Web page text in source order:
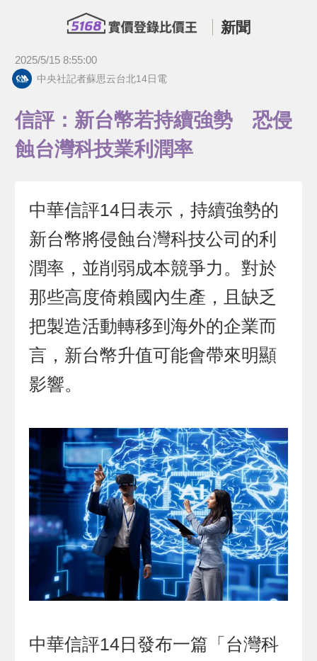
新聞
2025/5/15 8:55:00
中央社記者蘇思云台北14日電
信評：新台幣若持續強勢 恐侵
蝕台灣科技業利潤率
中華信評14日表示，持續強勢的
新台幣將侵蝕台灣科技公司的利
潤率，並削弱成本競爭力。對於
那些高度倚賴國內生產，且缺乏
把製造活動轉移到海外的企業而
言，新台幣升值可能會帶來明顯
影響。
中華信評14日發布一篇「台灣科